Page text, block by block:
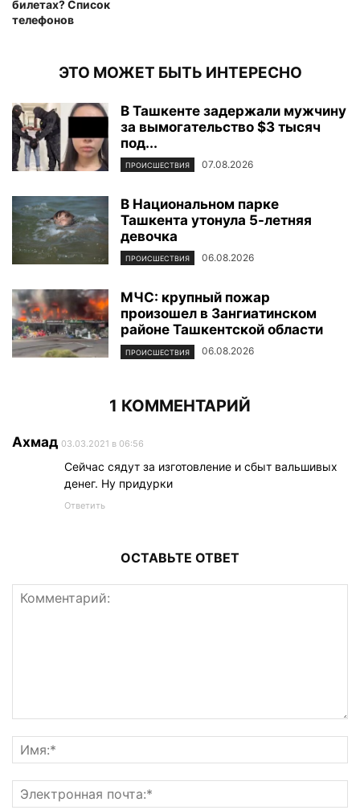
билетах? Список
телефонов
ЭТО МОЖЕТ БЫТЬ ИНТЕРЕСНО
В Ташкенте задержали мужчину
за вымогательство $3 тысяч
под...
ПРОИСШЕСТВИЯ 07.08.2026
В Национальном парке
Ташкента утонула 5-летняя
девочка
ПРОИСШЕСТВИЯ 06.08.2026
МЧС: крупный пожар
произошел в Зангиатинском
районе Ташкентской области
ПРОИСШЕСТВИЯ 06.08.2026
1 КОММЕНТАРИЙ
Ахмад 03.03.2021 в 06:56
Сейчас сядут за изготовление и сбыт вальшивых
денег. Ну придурки
Ответить
ОСТАВЬТЕ ОТВЕТ